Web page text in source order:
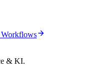
& KI.